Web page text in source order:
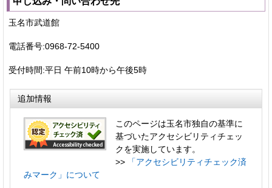
玉名市武道館
電話番号:0968-72-5400
受付時間:平日 午前10時から午後5時
追加情報
このページは玉名市独自の基準に
基づいたアクセシビリティチェッ
クを実施しています。
>>
「アクセシビリティチェック済
みマーク」について